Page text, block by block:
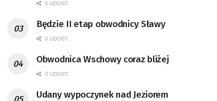
0 UDOST.
Będzie II etap obwodnicy Sławy
0 UDOST.
Obwodnica Wschowy coraz bliżej
0 UDOST.
Udany wypoczynek nad Jeziorem